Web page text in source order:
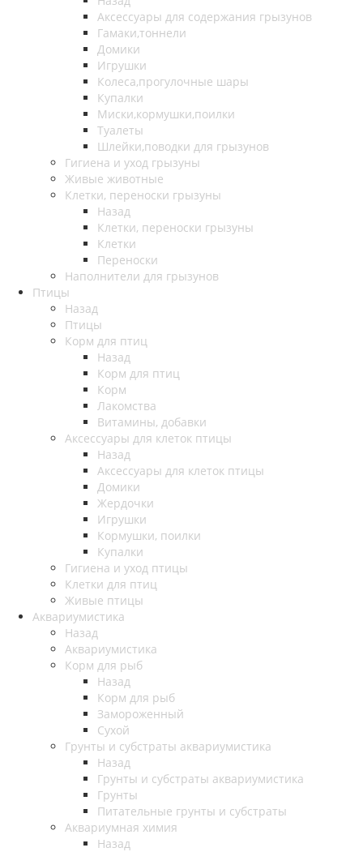
Аксессуары для содержания грызунов
Гамаки,тоннели
Домики
Игрушки
Колеса,прогулочные шары
Купалки
Миски,кормушки,поилки
Туалеты
Шлейки,поводки для грызунов
Гигиена и уход грызуны
Живые животные
Клетки, переноски грызуны
Назад
Клетки, переноски грызуны
Клетки
Переноски
Наполнители для грызунов
Птицы
Назад
Птицы
Корм для птиц
Назад
Корм для птиц
Корм
Лакомства
Витамины, добавки
Аксессуары для клеток птицы
Назад
Аксессуары для клеток птицы
Домики
Жердочки
Игрушки
Кормушки, поилки
Купалки
Гигиена и уход птицы
Клетки для птиц
Живые птицы
Аквариумистика
Назад
Аквариумистика
Корм для рыб
Назад
Корм для рыб
Замороженный
Сухой
Грунты и субстраты аквариумистика
Назад
Грунты и субстраты аквариумистика
Грунты
Питательные грунты и субстраты
Аквариумная химия
Назад